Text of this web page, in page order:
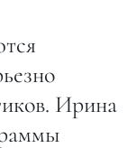
Ирина